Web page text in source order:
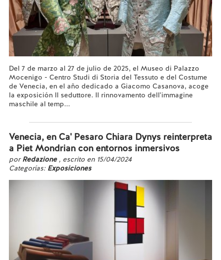
Del 7 de marzo al 27 de julio de 2025, el Museo di Palazzo
Mocenigo - Centro Studi di Storia del Tessuto e del Costume
de Venecia, en el año dedicado a Giacomo Casanova, acoge
la exposición Il seduttore. Il rinnovamento dell'immagine
maschile al temp...
Venecia, en Ca' Pesaro Chiara Dynys reinterpreta
a Piet Mondrian con entornos inmersivos
porRedazione , escrito en 15/04/2024
Categorías: Exposiciones